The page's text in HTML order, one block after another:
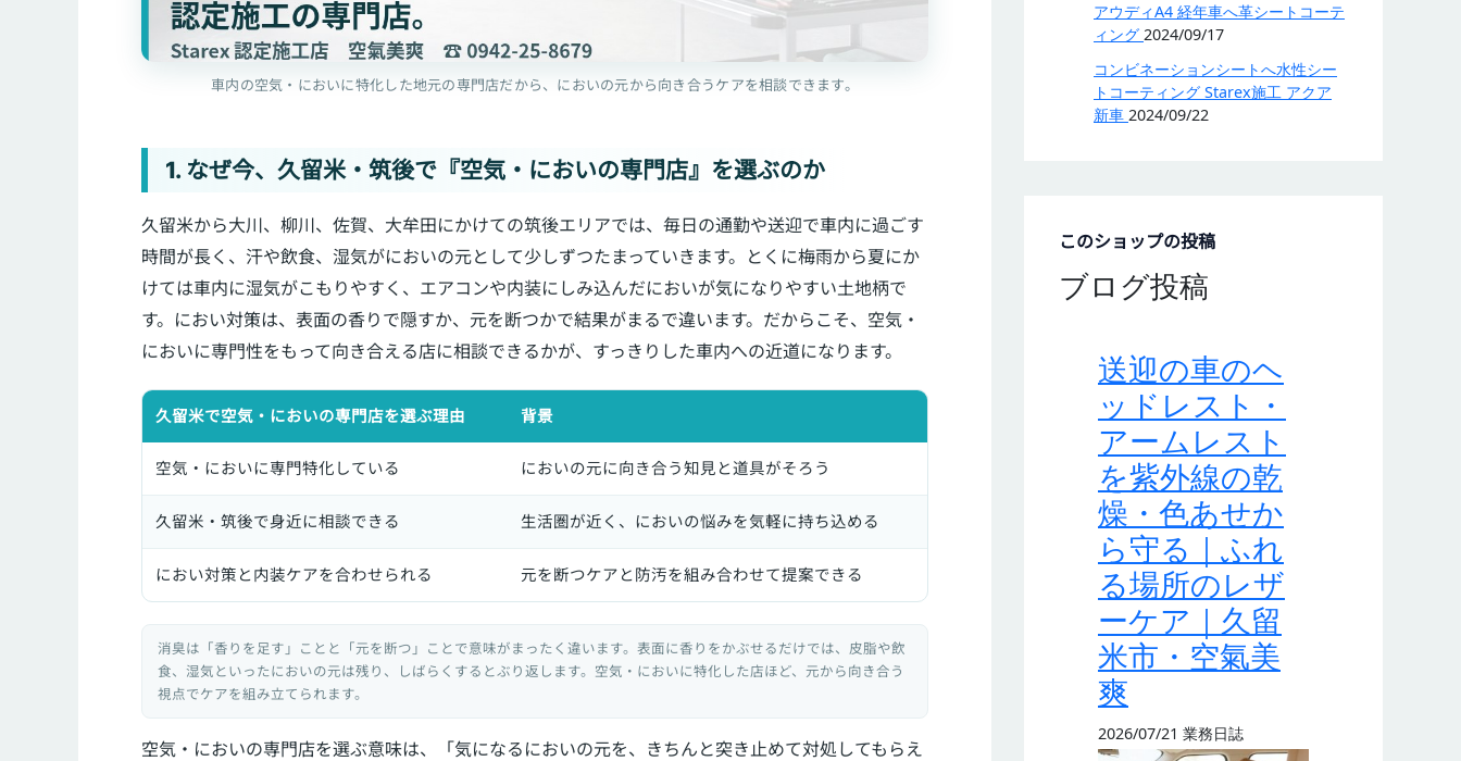
車内の空気・においに特化した地元の専門店だから、においの元から向き合うケアを相談できます。
1. なぜ今、久留米・筑後で『空気・においの専門店』を選ぶのか
久留米から大川、柳川、佐賀、大牟田にかけての筑後エリアでは、毎日の通勤や送迎で車内に過ごす
時間が長く、汗や飲食、湿気がにおいの元として少しずつたまっていきます。とくに梅雨から夏にか
けては車内に湿気がこもりやすく、エアコンや内装にしみ込んだにおいが気になりやすい土地柄で
す。におい対策は、表面の香りで隠すか、元を断つかで結果がまるで違います。だからこそ、空気・
においに専門性をもって向き合える店に相談できるかが、すっきりした車内への近道になります。
久留米で空気・においの専門店を選ぶ理由 背景
空気・においに専門特化している においの元に向き合う知見と道具がそろう
久留米・筑後で身近に相談できる 生活圏が近く、においの悩みを気軽に持ち込める
におい対策と内装ケアを合わせられる 元を断つケアと防汚を組み合わせて提案できる
消臭は「香りを足す」ことと「元を断つ」ことで意味がまったく違います。表面に香りをかぶせるだけでは、皮脂や飲
食、湿気といったにおいの元は残り、しばらくするとぶり返します。空気・においに特化した店ほど、元から向き合う
視点でケアを組み立てられます。
空気・においの専門店を選ぶ意味は、「気になるにおいの元を、きちんと突き止めて対処してもらえ
アウディA4 経年車へ革シートコーテ
ィング 2024/09/17
コンビネーションシートへ水性シー
トコーティング Starex施工 アクア
新車 2024/09/22
このショップの投稿
ブログ投稿
送迎の車のヘ
ッドレスト・
アームレスト
を紫外線の乾
燥・色あせか
ら守る｜ふれ
る場所のレザ
ーケア｜久留
米市・空氣美
爽
2026/07/21 業務日誌